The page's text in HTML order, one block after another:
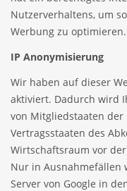
Nutzerverhaltens, um
Werbung zu optimieren.
IP Anonymisierung
Wir haben auf dieser
aktiviert. Dadurch wird
von Mitgliedstaaten
Vertragsstaaten des
Wirtschaftsraum vor
Nur in Ausnahmefällen
Server von Google in